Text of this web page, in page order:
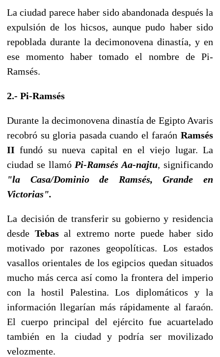
La ciudad parece haber sido abandonada después la
expulsión de los hicsos, aunque pudo haber sido
repoblada durante la decimonovena dinastía, y en
ese momento haber tomado el nombre de Pi-
Ramsés.
2.- Pi-Ramsés
Durante la decimonovena dinastía de Egipto Avaris
recobró su gloria pasada cuando el faraón Ramsés
II fundó su nueva capital en el viejo lugar. La
ciudad se llamó Pi-Ramsés Aa-najtu, significando
"la Casa/Dominio de Ramsés, Grande en
Victorias".
La decisión de transferir su gobierno y residencia
desde Tebasal extremo norte puede haber sido
motivado por razones geopolíticas. Los estados
vasallos orientales de los egipcios quedan situados
mucho más cerca así como la frontera del imperio
con la hostil Palestina. Los diplomáticos y la
información llegarían más rápidamente al faraón.
El cuerpo principal del ejército fue acuartelado
también en la ciudad y podría ser movilizado
velozmente.